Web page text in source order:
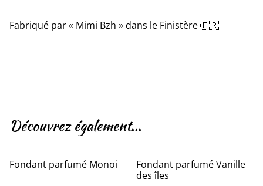
Fabriqué par « Mimi Bzh » dans le Finistère 🇫🇷
Découvrez également...
Fondant parfumé Monoi
Fondant parfumé Vanille
des îles